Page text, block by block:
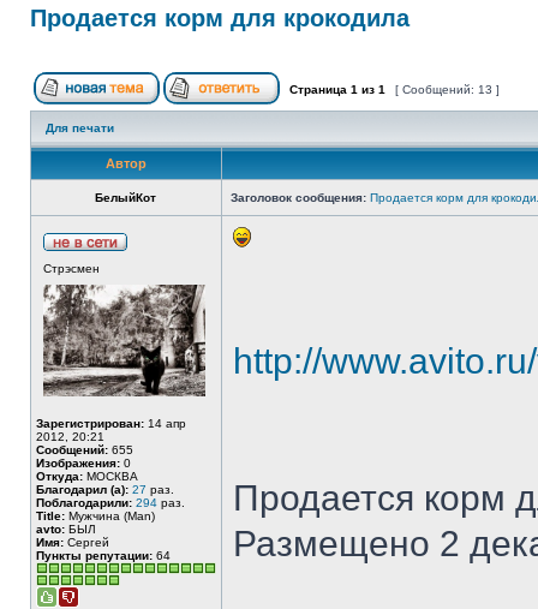
Продается корм для крокодила
Страница 1 из 1 [ Сообщений: 13 ]
Для печати
Автор
БелыйКот Заголовок сообщения: Продается корм для
Стрэсмен
Зарегистрирован: 14 апр
2012, 20:21
Сообщений: 655
Изображения: 0
Откуда: МОСКВА
Благодарил (а): 27 раз.
Поблагодарили: 294 раз.
Title: Мужчина (Man)
avto: БЫЛ
Имя: Сергей
Пункты репутации: 64
http://
Продается корм
Размещено 2